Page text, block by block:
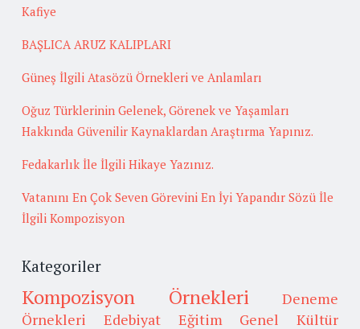
Kafiye
BAŞLICA ARUZ KALIPLARI
Güneş İlgili Atasözü Örnekleri ve Anlamları
Oğuz Türklerinin Gelenek, Görenek ve Yaşamları
Hakkında Güvenilir Kaynaklardan Araştırma Yapınız.
Fedakarlık İle İlgili Hikaye Yazınız.
Vatanını En Çok Seven Görevini En İyi Yapandır Sözü İle
İlgili Kompozisyon
Kategoriler
Kompozisyon Örnekleri
Deneme
Örnekleri
Edebiyat Eğitim Genel Kültür